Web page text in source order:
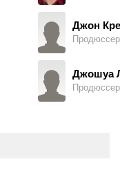
Джон
Продюссер
Джошуа
Продюссер